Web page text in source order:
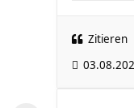
Zitieren